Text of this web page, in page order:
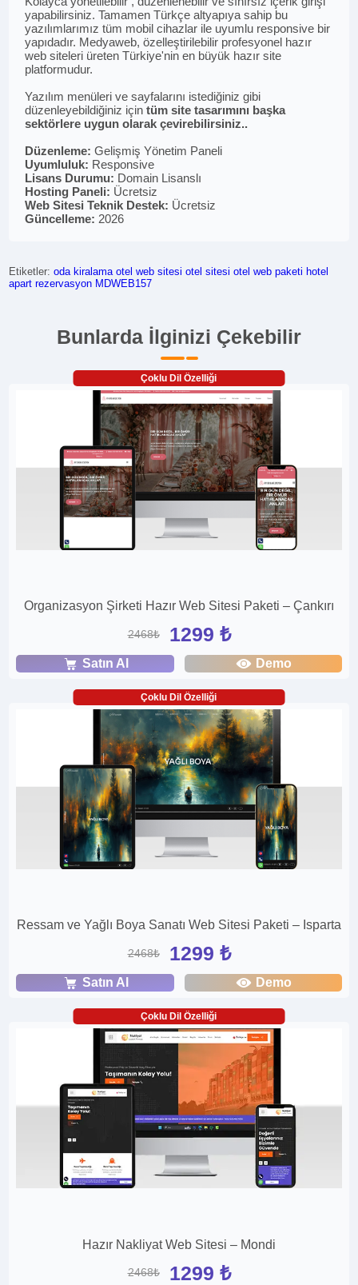
yapabilirsiniz. Tamamen Türkçe altyapıya sahip bu
yazılımlarımız tüm mobil cihazlar ile uyumlu responsive bir
yapıdadır. Medyaweb, özelleştirilebilir profesyonel hazır
web siteleri üreten Türkiye'nin en büyük hazır site
platformudur.
Yazılım menüleri ve sayfalarını istediğiniz gibi
düzenleyebildiğiniz içintüm site tasarımını başka
sektörlere uygun olarak çevirebilirsiniz..
Düzenleme:Gelişmiş Yönetim Paneli
Uyumluluk: Responsive
Lisans Durumu: Domain Lisanslı
Hosting Paneli: Ücretsiz
Web Sitesi Teknik Destek: Ücretsiz
Güncelleme: 2026
Etiketler:oda kiralama otel web sitesi otel sitesi otel web paketi hotel
apart rezervasyon MDWEB157
Bunlarda İlginizi Çekebilir
Çoklu Dil Özelliği
Organizasyon Şirketi Hazır Web Sitesi Paketi – Çankırı
2468₺ 1299 ₺
Satın Al Demo
Çoklu Dil Özelliği
Ressam ve Yağlı Boya Sanatı Web Sitesi Paketi – Isparta
2468₺ 1299 ₺
Satın Al Demo
Çoklu Dil Özelliği
Hazır Nakliyat Web Sitesi – Mondi
2468₺ 1299 ₺